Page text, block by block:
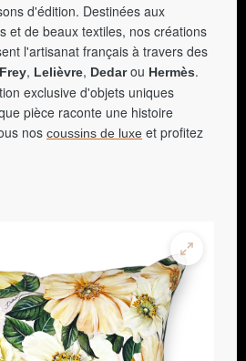
d'édition. Destinées aux
et de beaux textiles, nos créations
l'artisanat français à travers des
, Lelièvre, Dedarou Hermès.
exclusive d'objets uniques
pièce raconte une histoire
nos coussins de luxe et profitez